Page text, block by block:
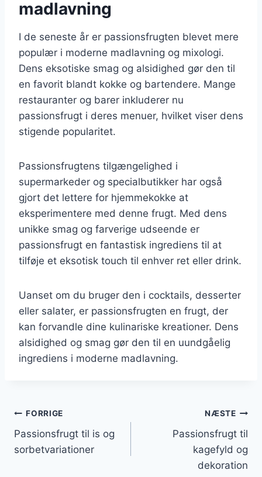
madlavning
I de seneste år er passionsfrugten blevet mere
populær i moderne madlavning og mixologi.
Dens eksotiske smag og alsidighed gør den til
en favorit blandt kokke og bartendere. Mange
restauranter og barer inkluderer nu
passionsfrugt i deres menuer, hvilket viser dens
stigende popularitet.
Passionsfrugtens tilgængelighed i
supermarkeder og specialbutikker har også
gjort det lettere for hjemmekokke at
eksperimentere med denne frugt. Med dens
unikke smag og farverige udseende er
passionsfrugt en fantastisk ingrediens til at
tilføje et eksotisk touch til enhver ret eller drink.
Uanset om du bruger den i cocktails, desserter
eller salater, er passionsfrugten en frugt, der
kan forvandle dine kulinariske kreationer. Dens
alsidighed og smag gør den til en uundgåelig
ingrediens i moderne madlavning.
Indlægsnavigation
FORRIGE
Passionsfrugt til is og
sorbetvariationer
NÆSTE
Passionsfrugt til
kagefyld og
dekoration